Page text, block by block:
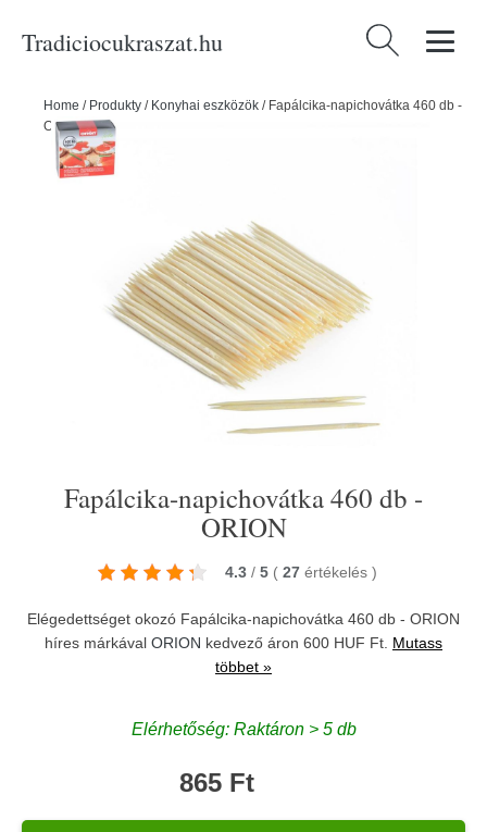
Tradiciocukraszat.hu Keresés:
Home / Produkty / Konyhai eszközök / Fapálcika-napichovátka 460 db -
ORION
Fapálcika-napichovátka 460 db -
ORION
4.3 / 5 ( 27 értékelés )
Elégedettséget okozó Fapálcika-napichovátka 460 db - ORION
híres márkával ORION kedvező áron 600 HUF Ft. Mutass
többet »
Elérhetőség: Raktáron > 5 db
865 Ft